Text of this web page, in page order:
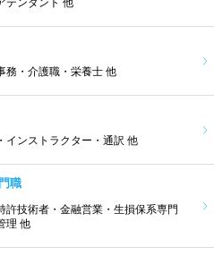
テンダント 他
務・介護職・栄養士 他
インストラクター・通訳 他
職
技術者・金融営業・生損保系専門
理 他